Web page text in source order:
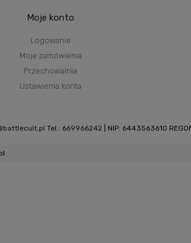
Moje konto
Logowanie
Moje zamówienia
Przechowalnia
Ustawienia konta
Tel.: 669966242 | NIP: 6443563610